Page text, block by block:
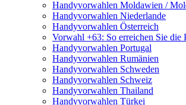
Handyvorwahlen Moldawien /
Handyvorwahlen Niederlande
Handyvorwahlen Österreich
Vorwahl +63: So erreichen Sie die
Handyvorwahlen Portugal
Handyvorwahlen Rumänien
Handyvorwahlen Schweden
Handyvorwahlen Schweiz
Handyvorwahlen Thailand
Handyvorwahlen Türkei